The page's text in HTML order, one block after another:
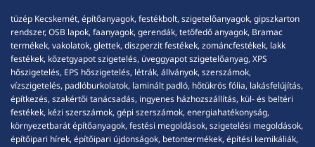
tüzép Kecskemét, építőanyagok, festékbolt, szigetelőanyagok, gipszkarton
rendszer, OSB lapok, faanyagok, gerendák, tetőfedő anyagok, Bramac
termékek, vakolatok, glettek, diszperzit festékek, zománcfestékek, lakk
festékek, kőzetgyapot szigetelés, üveggyapot szigetelőanyag, XPS
hőszigetelés, EPS hőszigetelés, létrák, állványok, szerszámok,
vízszigetelés, padlóburkolatok, laminált padló, hőtükrös fólia, lakásfelújítás,
építkezés, szakértői tanácsadás, ingyenes házhozszállítás, kül- és beltéri
festékek, kézi szerszámok, gépi szerszámok, energiahatékonyság,
környezetbarát építőanyagok, festési megoldások, szigetelési megoldások,
építőipari hírek, építőipari újdonságok, betontermékek, építési kemikáliák,